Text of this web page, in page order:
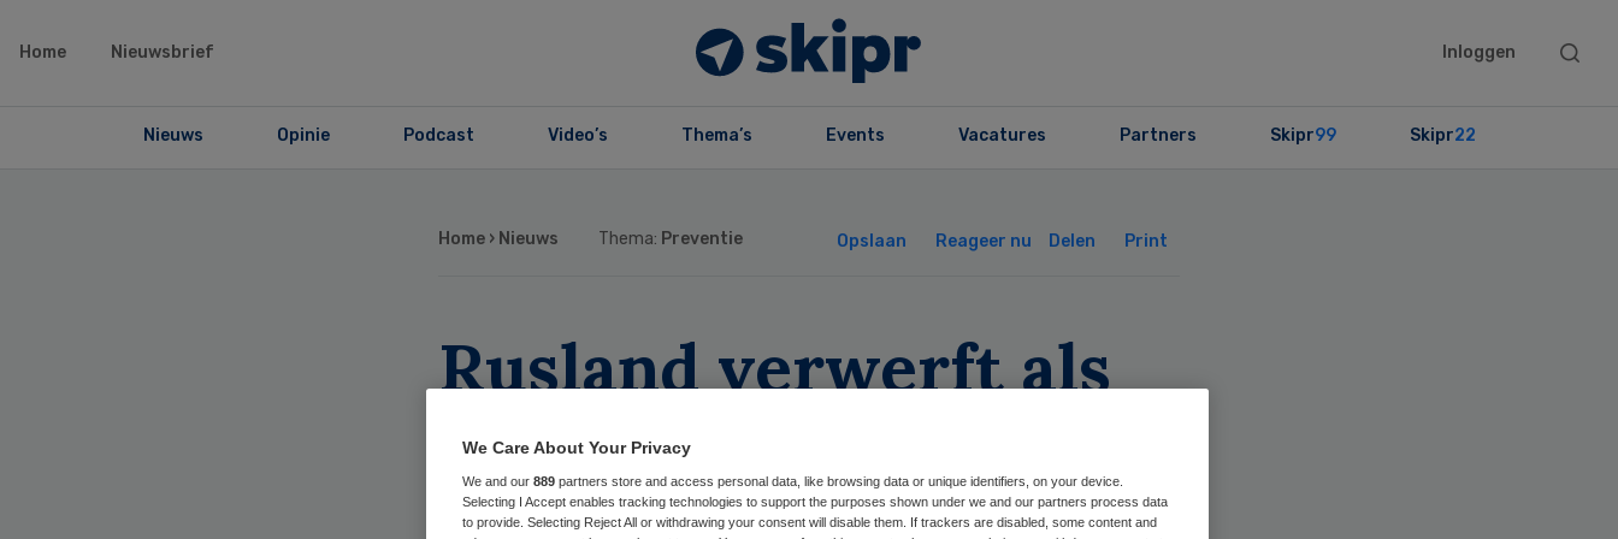
Home Nieuwsbrief Inloggen
Search
Nieuws Opinie Podcast Video’s Thema’s Events Vacatures Partners Skipr99 Skipr22
Home › Nieuws Thema: Preventie Opslaan Reageer nu Delen Print
Rusland verwerft als
eerste patent op
coronavaccin
We Care About Your Privacy
We and our 889 partners store and access personal data, like browsing data or unique identifiers, on your device.
Selecting I Accept enables tracking technologies to support the purposes shown under we and our partners process data
to provide. Selecting Reject All or withdrawing your consent will disable them. If trackers are disabled, some content and